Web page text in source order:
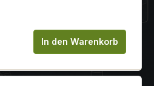
Gib den
In den Warenkorb